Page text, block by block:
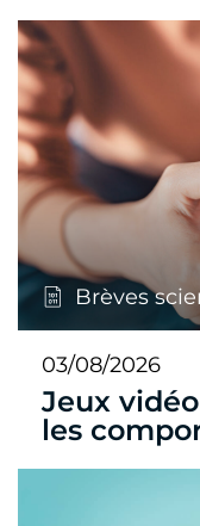
Brèves
03/08/2026
Jeux
les